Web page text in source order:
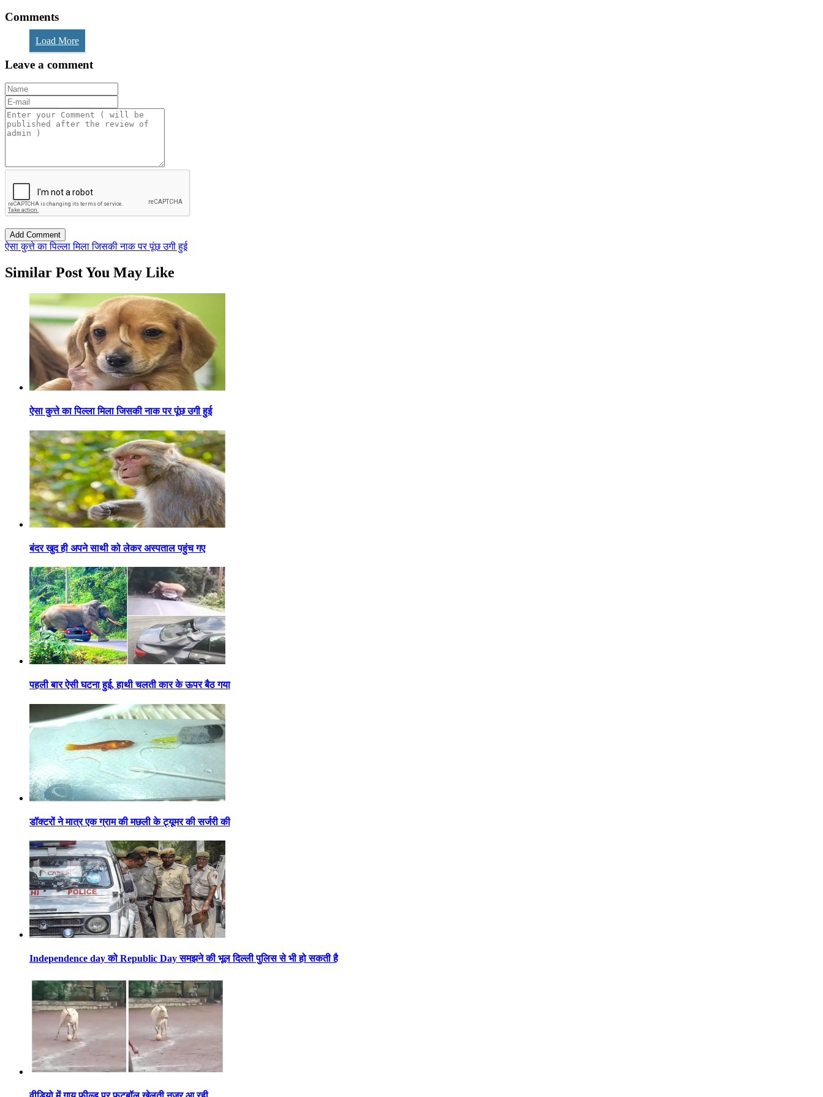
Comments
Load More
Leave a comment
ऐसा कुत्ते का पिल्ला मिला जिसकी नाक पर पूंछ उगी हुई
Similar Post You May Like
ऐसा कुत्ते का पिल्ला मिला जिसकी नाक पर पूंछ उगी हुई
बंदर खुद ही अपने साथी को लेकर अस्पताल पहुंच गए
पहली बार ऐसी घटना हुई, हाथी चलती कार के ऊपर बैठ गया
डॉक्टरों ने मात्र एक ग्राम की मछली के ट्यूमर की सर्जरी की
Independence day को Republic Day समझने की भूल दिल्ली पुलिस से भी हो सकती है